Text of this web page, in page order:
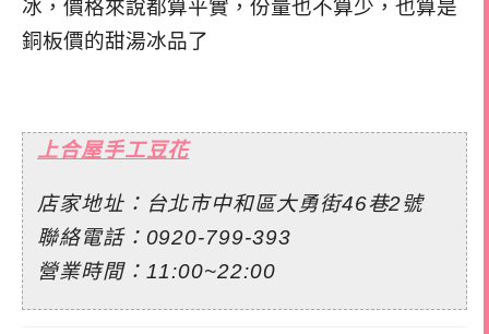
冰，價格來說都算平實，份量也不算少，也算是
銅板價的甜湯冰品了
上合屋手工豆花
店家地址：台北市中和區大勇街46巷2號
聯絡電話：0920-799-393
營業時間：11:00~22:00